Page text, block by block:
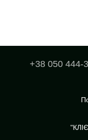
+38 050 444-